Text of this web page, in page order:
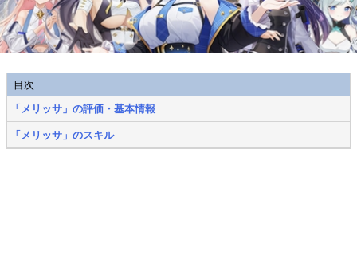
目次
「メリッサ」の評価・基本情報
「メリッサ」のスキル